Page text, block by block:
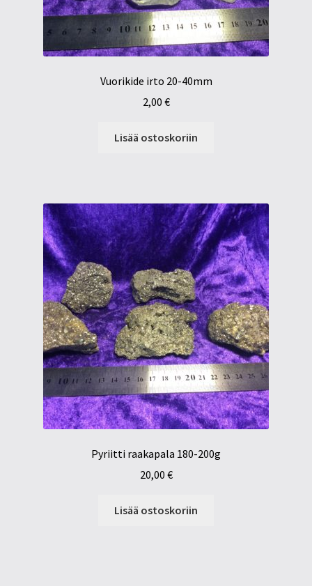
Vuorikide irto 20-40mm
2,00 €
Lisää ostoskoriin
Pyriitti raakapala 180-200g
20,00 €
Lisää ostoskoriin